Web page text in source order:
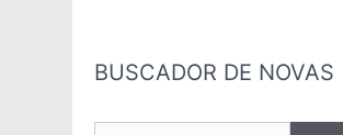
BUSCADOR DE NOVAS